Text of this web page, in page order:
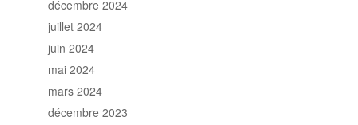
décembre 2024
juillet 2024
juin 2024
mai 2024
mars 2024
décembre 2023